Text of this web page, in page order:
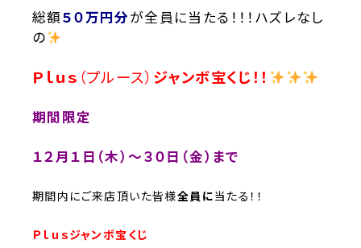
総額５０万円分が全員に当たる！！！ハズレなし
の
Ｐｌｕｓ （プルース） ジャンボ宝くじ！！
期間限定
１２月１日（木）〜３０日（金） まで
期間内にご来店頂いた皆様全員に当たる！！
Ｐｌｕｓジャンボ宝くじ